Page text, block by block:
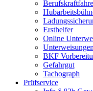
Ersthelfer
Online
BKF
Gefahrgut
Tachograph
Prüfservice